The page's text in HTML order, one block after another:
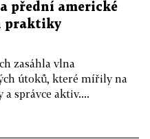
přední americké
praktiky
zasáhla vlna
útoků, které mířily na
správce aktiv....